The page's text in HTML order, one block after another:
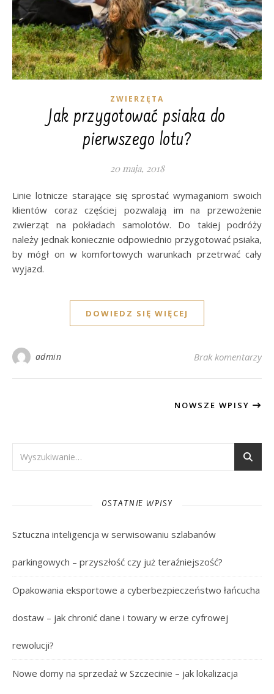
ZWIERZĘTA
Jak przygotować psiaka do
pierwszego lotu?
20 maja, 2018
Linie lotnicze starające się sprostać wymaganiom swoich
klientów coraz częściej pozwalają im na przewożenie
zwierząt na pokładach samolotów. Do takiej podróży
należy jednak koniecznie odpowiednio przygotować psiaka,
by mógł on w komfortowych warunkach przetrwać cały
wyjazd.
DOWIEDZ SIĘ WIĘCEJ
admin Brak komentarzy
NOWSZE WPISY
OSTATNIE WPISY
Sztuczna inteligencja w serwisowaniu szlabanów
parkingowych – przyszłość czy już teraźniejszość?
Opakowania eksportowe a cyberbezpieczeństwo łańcucha
dostaw – jak chronić dane i towary w erze cyfrowej
rewolucji?
Nowe domy na sprzedaż w Szczecinie – jak lokalizacja